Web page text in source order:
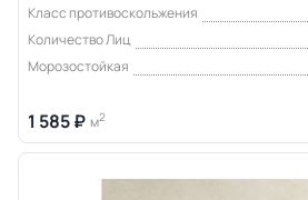
Класс противоскольжения
Количество Лиц
Морозостойкая
1 585 ₽ м2